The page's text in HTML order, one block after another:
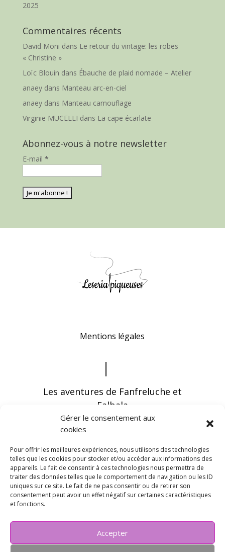
Gérer le consentement aux
cookies
Pour offrir les meilleures expériences, nous utilisons des technologies
telles que les cookies pour stocker et/ou accéder aux informations des
appareils. Le fait de consentir à ces technologies nous permettra de
traiter des données telles que le comportement de navigation ou les ID
uniques sur ce site. Le fait de ne pas consentir ou de retirer son
consentement peut avoir un effet négatif sur certaines caractéristiques
et fonctions.
Accepter
2025
Commentaires récents
David Moni dans Le retour du vintage: les robes
« Christine »
Loïc Blouin dans Ébauche de plaid nomade – Atelier
anaeydans Manteau arc-en-ciel
anaeydans Manteau camouflage
Virginie MUCELLI dans La cape écarlate
Abonnez-vous à notre newsletter
E-mail *
Mentions légales
Les aventures de Fanfreluche et
Falbala
Vous pouvez recevoir les dernières infos en
vous abonnant à notre newsletter